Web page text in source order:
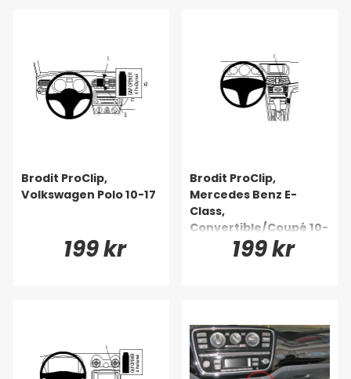
Brodit ProClip,
Volkswagen Polo 10-17
199 kr
Brodit ProClip,
Mercedes Benz E-
Class,
Convertible/Coupé 10-
199 kr